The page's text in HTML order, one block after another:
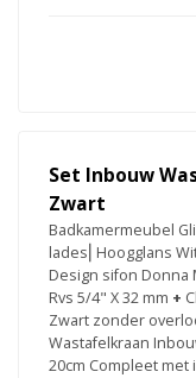
Set Inbouw
Zwart
Badkamermeubel
lades⎢Hoogglans
Design sifon Donna
Rvs 5/4" X 32 mm +
Zwart zonder
Wastafelkraan
20cm Compleet met